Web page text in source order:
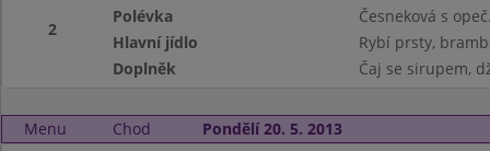
2
Polévka
Česneková s
Hlavní jídlo
Rybí prsty,
Doplněk
Čaj se sirupem,
Menu Chod Pondělí 20. 5. 2013